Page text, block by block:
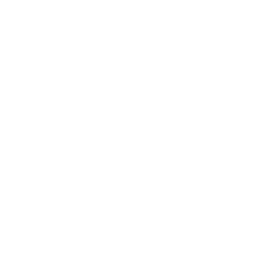
– בלוג של